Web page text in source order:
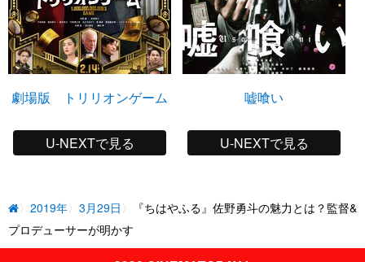
劇場版 トリリオンゲーム
U-NEXTで見る
嘘喰い
U-NEXTで見る
2019年 3月29日
『ちはやふる』佐野勇斗の魅力とは？監督&
プロデューサーが明かす